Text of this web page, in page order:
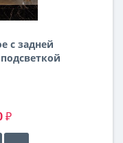
с задней
₽